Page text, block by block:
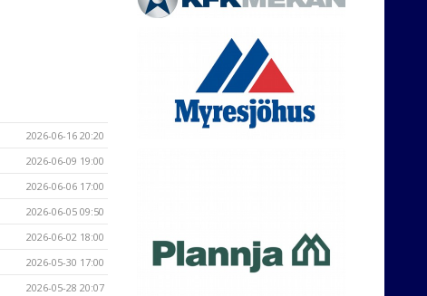
2026-06-16 20:20
2026-06-09 19:00
2026-06-06 17:00
2026-06-05 09:50
2026-06-02 18:00
2026-05-30 17:00
2026-05-28 20:07